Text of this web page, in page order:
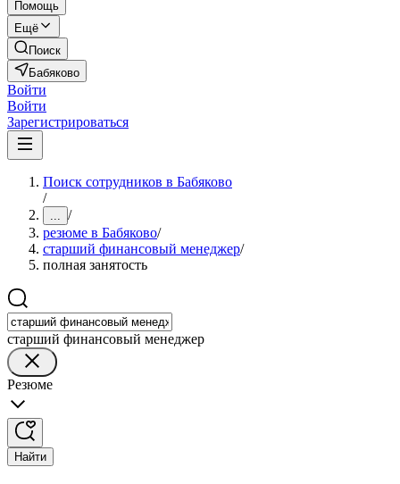
Помощь
Ещё
Поиск
Бабяково
Войти
Войти
Зарегистрироваться
Поиск сотрудников в Бабяково
/
... /
резюме в Бабяково/
старший финансовый менеджер/
полная занятость
старший финансовый менеджер
Резюме
Найти